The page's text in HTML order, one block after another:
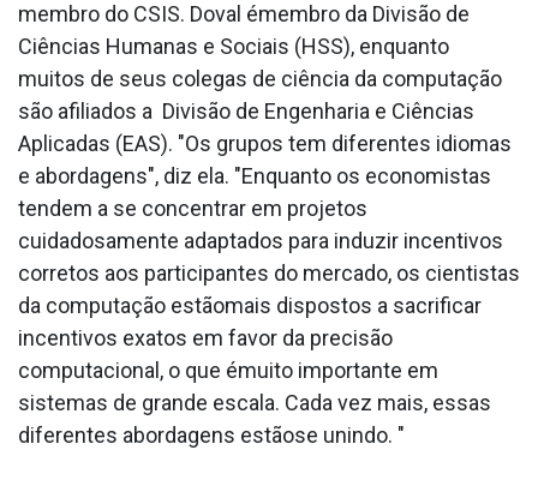
membro do CSIS. Doval émembro da Divisão de
Ciências Humanas e Sociais (HSS), enquanto
muitos de seus colegas de ciência da computação
são afiliados a Divisão de Engenharia e Ciências
Aplicadas (EAS). "Os grupos tem diferentes idiomas
e abordagens", diz ela. "Enquanto os economistas
tendem a se concentrar em projetos
cuidadosamente adaptados para induzir incentivos
corretos aos participantes do mercado, os cientistas
da computação estãomais dispostos a sacrificar
incentivos exatos em favor da precisão
computacional, o que émuito importante em
sistemas de grande escala. Cada vez mais, essas
diferentes abordagens estãose unindo. "